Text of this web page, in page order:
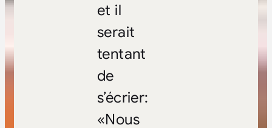
et il
serait
tentant
de
s’écrier:
«Nous